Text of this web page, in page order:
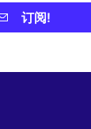
订阅!